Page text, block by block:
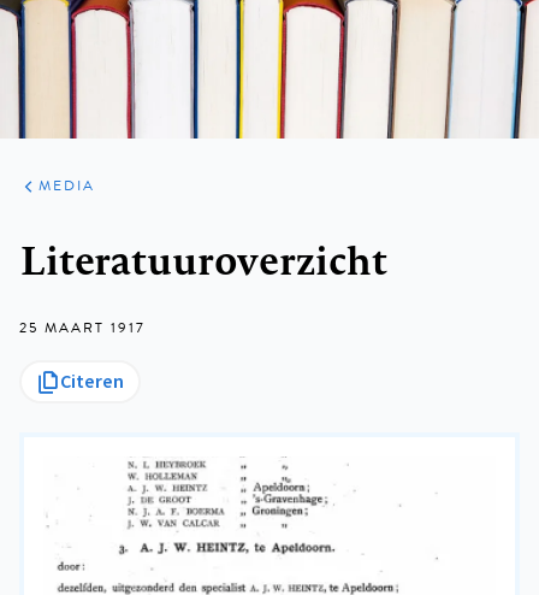
ARTIKELEN
VARIA
MEDIA
Literatuuroverzicht
25 MAART 1917
Citeren